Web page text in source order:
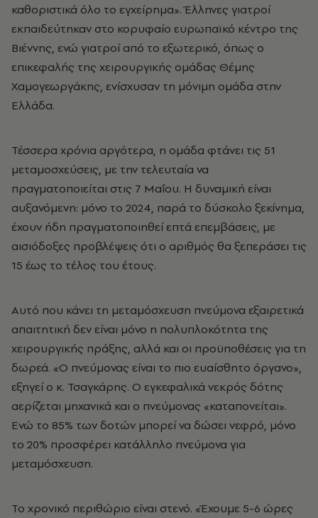
καθοριστικά όλο το εγχείρημα». Έλληνες γιατροί
εκπαιδεύτηκαν στο κορυφαίο ευρωπαϊκό κέντρο της
Βιέννης, ενώ γιατροί από το εξωτερικό, όπως ο
επικεφαλής της χειρουργικής ομάδας Θέμης
Χαμογεωργάκης, ενίσχυσαν τη μόνιμη ομάδα στην
Ελλάδα.
Τέσσερα χρόνια αργότερα, η ομάδα φτάνει τις 51
μεταμοσχεύσεις, με την τελευταία να
πραγματοποιείται στις 7 Μαΐου. Η δυναμική είναι
αυξανόμενη: μόνο το 2024, παρά το δύσκολο ξεκίνημα,
έχουν ήδη πραγματοποιηθεί επτά επεμβάσεις, με
αισιόδοξες προβλέψεις ότι ο αριθμός θα ξεπεράσει τις
15 έως το τέλος του έτους.
Αυτό που κάνει τη μεταμόσχευση πνεύμονα εξαιρετικά
απαιτητική δεν είναι μόνο η πολυπλοκότητα της
χειρουργικής πράξης, αλλά και οι προϋποθέσεις για τη
δωρεά. «Ο πνεύμονας είναι το πιο ευαίσθητο όργανο»,
εξηγεί ο κ. Τσαγκάρης. Ο εγκεφαλικά νεκρός δότης
αερίζεται μηχανικά και ο πνεύμονας «καταπονείται».
Ενώ το 85% των δοτών μπορεί να δώσει νεφρό, μόνο
το 20% προσφέρει κατάλληλο πνεύμονα για
μεταμόσχευση.
Το χρονικό περιθώριο είναι στενό. «Έχουμε 5-6 ώρες